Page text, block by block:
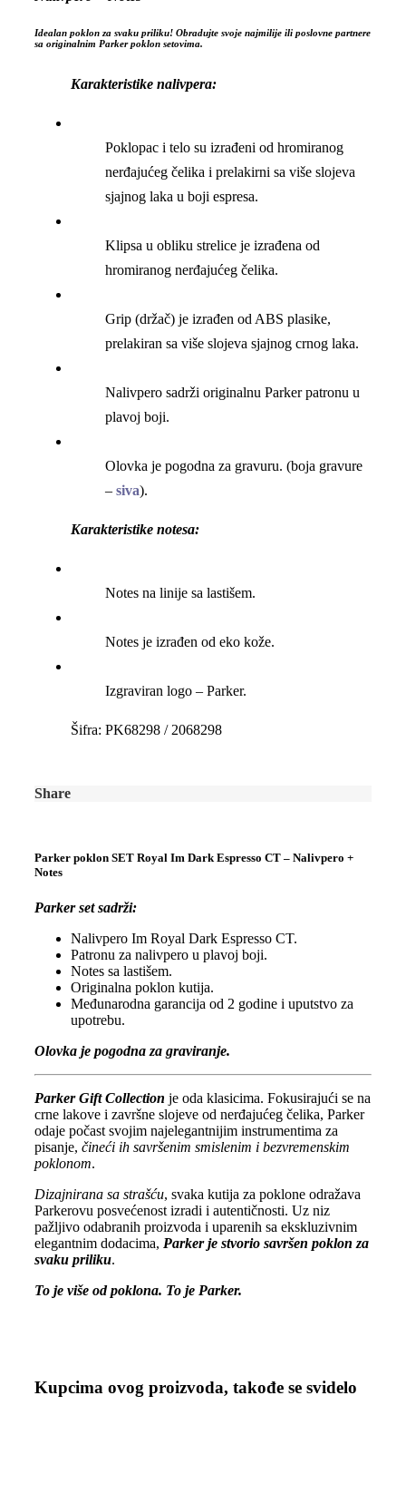
Idealan poklon za svaku priliku! Obradujte svoje najmilije ili poslovne partnere
sa originalnim Parker poklon setovima.
Karakteristike nalivpera:
Poklopac i telo su izrađeni od hromiranog
nerđajućeg čelika i prelakirni sa više slojeva
sjajnog laka u boji espresa.
Klipsa u obliku strelice je izrađena od
hromiranog nerđajućeg čelika.
Grip (držač) je izrađen od ABS plasike,
prelakiran sa više slojeva sjajnog crnog laka.
Nalivpero sadrži originalnu Parker patronu u
plavoj boji.
Olovka je pogodna za gravuru. (boja gravure
–siva).
Karakteristike notesa:
Notes na linije sa lastišem.
Notes je izrađen od eko kože.
Izgraviran logo – Parker.
Šifra: PK68298 / 2068298
Share
Parker poklon SET Royal Im Dark Espresso CT – Nalivpero +
Notes
Parker set sadrži:
Nalivpero Im Royal Dark Espresso CT.
Patronu za nalivpero u plavoj boji.
Notes sa lastišem.
Originalna poklon kutija.
Međunarodna garancija od 2 godine i uputstvo za
upotrebu.
Olovka je pogodna za graviranje.
Parker Gift Collection je oda klasicima. Fokusirajući se na
crne lakove i završne slojeve od nerđajućeg čelika, Parker
odaje počast svojim najelegantnijim instrumentima za
pisanje, čineći ih savršenim smislenim i bezvremenskim
poklonom.
Dizajnirana sa strašću, svaka kutija za poklone odražava
Parkerovu posvećenost izradi i autentičnosti. Uz niz
pažljivo odabranih proizvoda i uparenih sa ekskluzivnim
elegantnim dodacima, Parker je stvorio savršen poklon za
svaku priliku.
To je više od poklona. To je Parker.
Kupcima ovog proizvoda, takođe se svidelo